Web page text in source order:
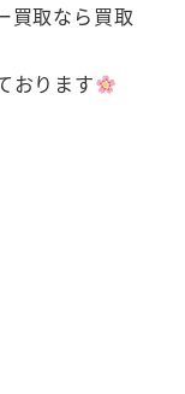
買取なら買取
おります